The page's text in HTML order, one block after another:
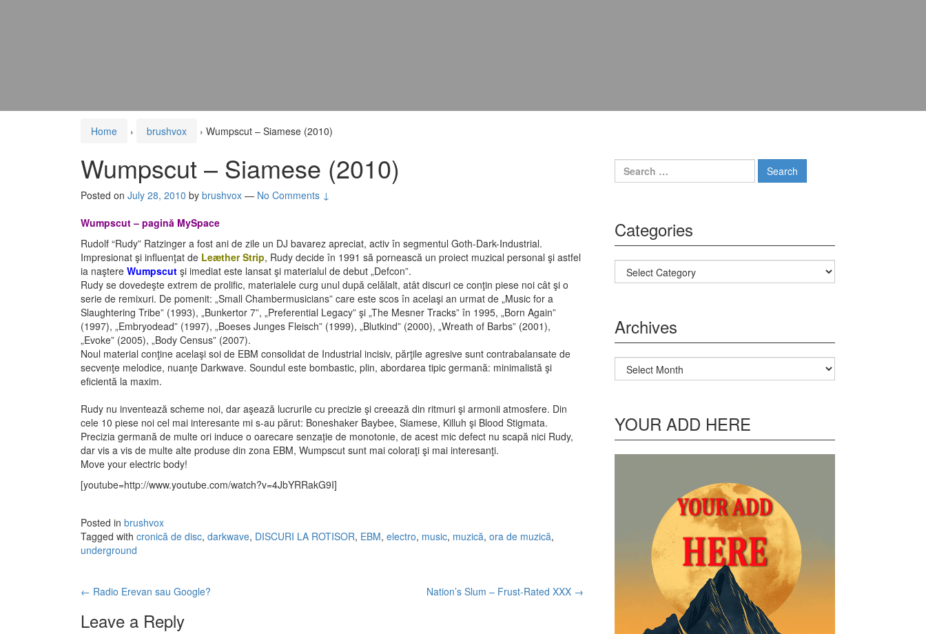
Home › brushvox › Wumpscut – Siamese (2010)
Wumpscut – Siamese (2010)
Posted on July 28, 2010 by brushvox — No Comments ↓
Wumpscut – pagină MySpace
Rudolf “Rudy” Ratzinger a fost ani de zile un DJ bavarez apreciat, activ în segmentul Goth-Dark-Industrial.
Impresionat şi influenţat de Leæther Strip, Rudy decide în 1991 să pornească un proiect muzical personal şi astfel
ia naştere Wumpscut şi imediat este lansat şi materialul de debut „Defcon”.
Rudy se dovedeşte extrem de prolific, materialele curg unul după celălalt, atât discuri ce conţin piese noi cât şi o
serie de remixuri. De pomenit: „Small Chambermusicians” care este scos în acelaşi an urmat de „Music for a
Slaughtering Tribe” (1993), „Bunkertor 7”, „Preferential Legacy” şi „The Mesner Tracks” în 1995, „Born Again”
(1997), „Embryodead” (1997), „Boeses Junges Fleisch” (1999), „Blutkind” (2000), „Wreath of Barbs” (2001),
„Evoke” (2005), „Body Census” (2007).
Noul material conţine acelaşi soi de EBM consolidat de Industrial incisiv, părţile agresive sunt contrabalansate de
secvenţe melodice, nuanţe Darkwave. Soundul este bombastic, plin, abordarea tipic germană: minimalistă şi
eficientă la maxim.
Rudy nu inventează scheme noi, dar aşează lucrurile cu precizie şi creează din ritmuri şi armonii atmosfere. Din
cele 10 piese noi cel mai interesante mi s-au părut: Boneshaker Baybee, Siamese, Killuh şi Blood Stigmata.
Precizia germană de multe ori induce o oarecare senzaţie de monotonie, de acest mic defect nu scapă nici Rudy,
dar vis a vis de multe alte produse din zona EBM, Wumpscut sunt mai coloraţi şi mai interesanţi.
Move your electric body!
[youtube=http://www.youtube.com/watch?v=4JbYRRakG9I]
Posted in brushvox
Tagged with cronică de disc, darkwave, DISCURI LA ROTISOR, EBM, electro, music, muzică, ora de muzică,
underground
Post navigation
← Radio Erevan sau Google? Nation’s Slum – Frust-Rated XXX →
Leave a Reply
Search for:
Categories
Categories
Archives
Archives
YOUR ADD HERE